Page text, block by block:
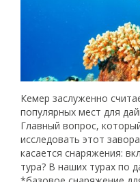
Кемер заслуженно
популярных мест для
Главный вопрос,
исследовать этот
касается снаряжения:
тура? В наших турах по